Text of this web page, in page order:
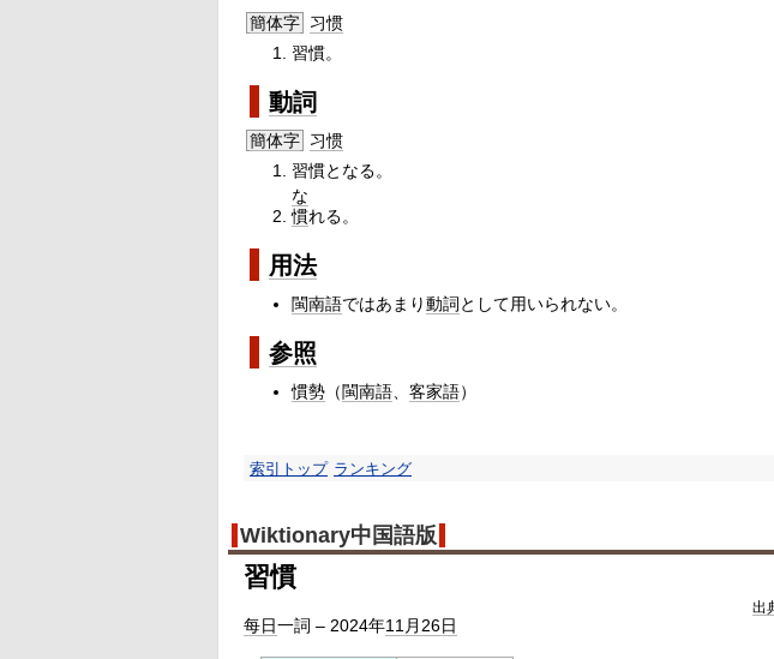
簡体字 习惯
習慣。
動詞
簡体字 习惯
習慣となる。
慣
な
れる。
用法
閩南語ではあまり動詞として用いられない。
参照
慣勢 （閩南語、 客家語）
索引トップ ランキング
Wiktionary中国語版
習慣
出
每日一詞 – 2024年11月26日